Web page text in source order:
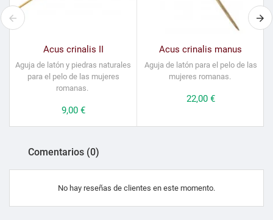
Acus crinalis II
Aguja de latón y piedras naturales
para el pelo de las mujeres
romanas.
Precio
9,00 €
Acus crinalis manus
Aguja de latón para el pelo de las
mujeres romanas.
Precio
22,00 €
Comentarios (0)
No hay reseñas de clientes en este momento.